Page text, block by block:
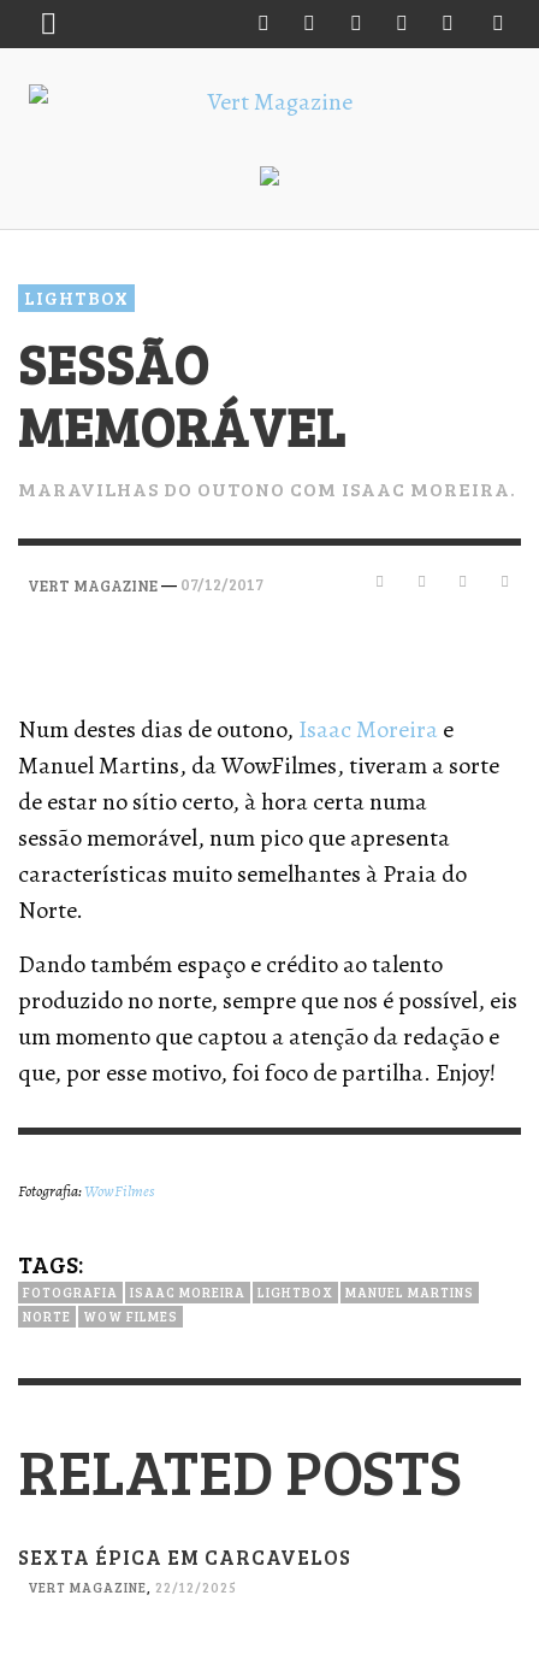
LIGHTBOX
SESSÃO
MEMORÁVEL
MARAVILHAS DO OUTONO COM ISAAC MOREIRA.
VERT MAGAZINE— 07/12/2017
Num destes dias de outono, Isaac Moreirae
Manuel Martins, da WowFilmes, tiveram a sorte
de estar no sítio certo, à hora certa numa
sessão memorável, num pico que apresenta
características muito semelhantes à Praia do
Norte.
Dando também espaço e crédito ao talento
produzido no norte, sempre que nos é possível, eis
um momento que captou a atenção da redação e
que, por esse motivo, foi foco de partilha. Enjoy!
Fotografia:WowFilmes
TAGS:
FOTOGRAFIA ISAAC MOREIRA LIGHTBOX
MANUEL MARTINS
NORTE
WOW FILMES
RELATED POSTS
SEXTA ÉPICA EM CARCAVELOS
VERT MAGAZINE 22/12/2025